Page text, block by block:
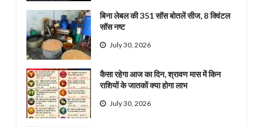
बिना लेबल की 351 सॉस बोतलें सीज, 8 क्विंटल
सॉस नष्ट
July 30, 2026
कैसा रहेगा आज का दिन, श्रावण मास में किन
राशियों के जातकों क्या होगा लाभ
July 30, 2026